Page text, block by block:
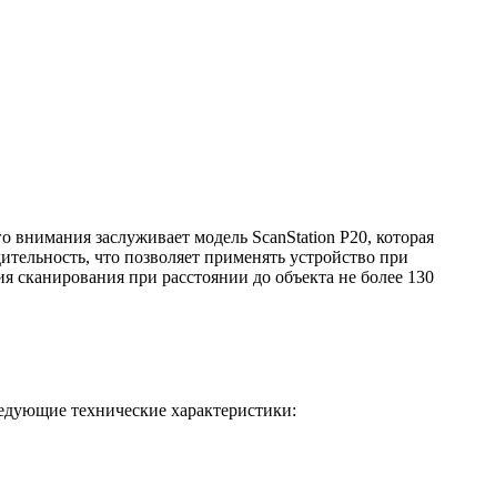
заслуживает модель ScanStation P20, которая
что позволяет применять устройство при
при расстоянии до объекта не более 130
технические характеристики: